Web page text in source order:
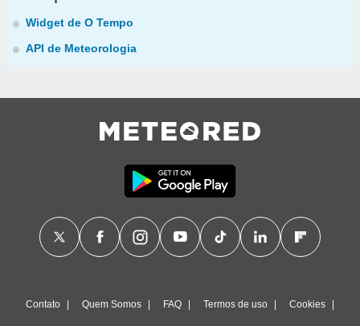
Widget de O Tempo
API de Meteorologia
Contato Quem Somos FAQ Termos de uso Cookies